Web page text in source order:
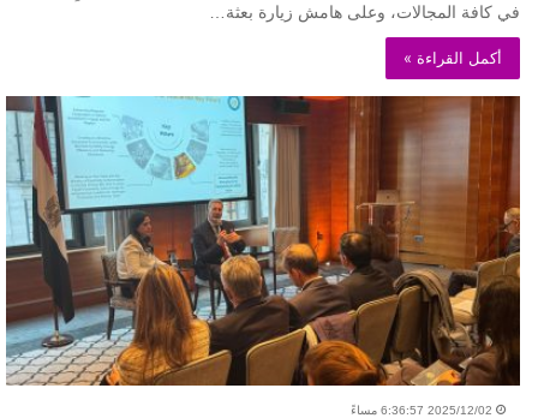
في كافة المجالات، وعلى هامش زيارة بعثة…
أكمل القراءة »
2025/12/02 6:36:57 مساءً